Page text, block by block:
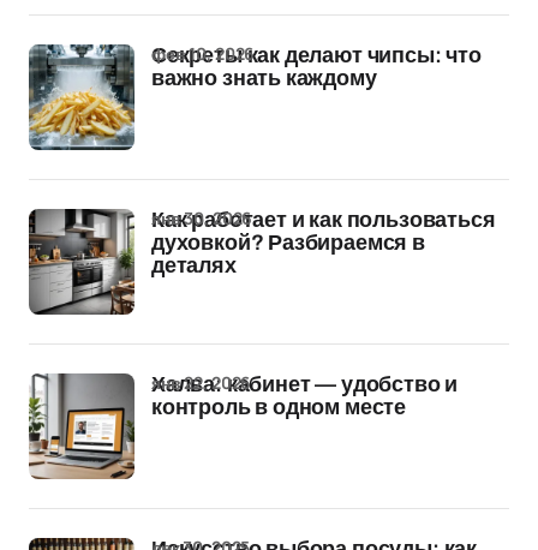
Секреты как делают чипсы: что
важно знать каждому
фев 10, 2026
Как работает и как пользоваться
духовкой? Разбираемся в
деталях
янв 30, 2026
Халва: кабинет — удобство и
контроль в одном месте
янв 22, 2026